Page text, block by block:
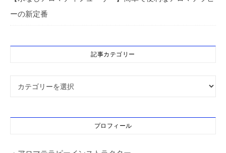
ーの新定番
記事カテゴリー
記事カテゴリー
プロフィール